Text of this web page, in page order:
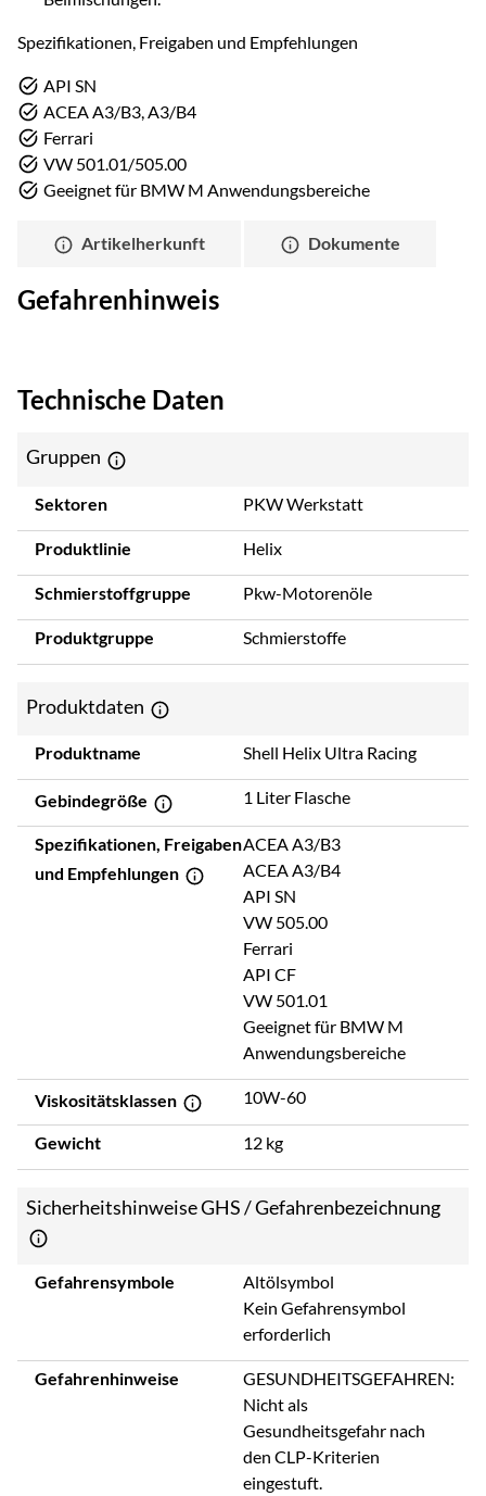
Spezifikationen, Freigaben und Empfehlungen
API SN
ACEA A3/B3, A3/B4
Ferrari
VW 501.01/505.00
Geeignet für BMW M Anwendungsbereiche
Artikelherkunft Dokumente
Gefahrenhinweis
Technische Daten
Gruppen
Sektoren PKW Werkstatt
Produktlinie Helix
Schmierstoffgruppe Pkw-Motorenöle
Produktgruppe Schmierstoffe
Produktdaten
Produktname Shell Helix Ultra Racing
Gebindegröße 1 Liter Flasche
Spezifikationen, Freigaben
und Empfehlungen
ACEA A3/B3
ACEA A3/B4
API SN
VW 505.00
Ferrari
API CF
VW 501.01
Geeignet für BMW M
Anwendungsbereiche
Viskositätsklassen 10W-60
Gewicht 12 kg
Sicherheitshinweise GHS / Gefahrenbezeichnung
Gefahrensymbole
Altölsymbol
Kein Gefahrensymbol
erforderlich
Gefahrenhinweise
GESUNDHEITSGEFAHREN:
Nicht als
Gesundheitsgefahr nach
den CLP-Kriterien
eingestuft.